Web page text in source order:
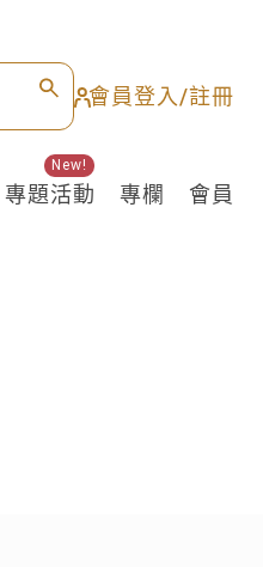
會員登入/註冊
專題活動
New!
專欄 會員